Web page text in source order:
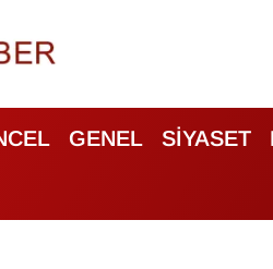
GENEL SİYASET